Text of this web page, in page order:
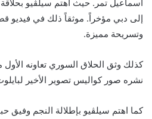
اسماعيل تمر. حيث اهتم سيلڤيو
إلى دبي مؤخراً. موثقاً ذلك في فيديو
وتسريحة مميزة.
كذلك وثق الحلاق السوري تعاونه
نشره صور كواليس تصوير الأخير
كما اهتم سيلڤيو بإطلالة النجم وفيق